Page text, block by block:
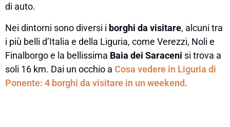
di auto.
Nei dintorni sono diversi i borghi da visitare, alcuni tra
i più belli d’Italia e della Liguria, come Verezzi, Noli e
Finalborgo e la bellissima Baia dei Saraceni si trova a
soli 16 km. Dai un occhio a Cosa vedere in Liguria di
Ponente: 4 borghi da visitare in un weekend.